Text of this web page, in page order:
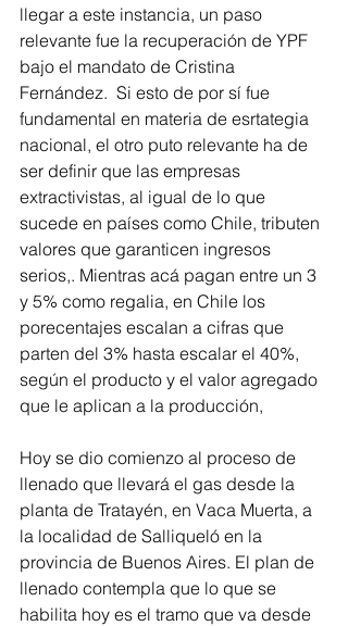
llegar a este instancia, un paso
relevante fue la recuperación de YPF
bajo el mandato de Cristina
Fernández.  Si esto de por sí fue
fundamental en materia de esrtategia
nacional, el otro puto relevante ha de
ser definir que las empresas
extractivistas, al igual de lo que
sucede en países como Chile, tributen
valores que garanticen ingresos
serios,. Mientras acá pagan entre un 3
y 5% como regalia, en Chile los
porecentajes escalan a cifras que
parten del 3% hasta escalar el 40%,
según el producto y el valor agregado
que le aplican a la producción,
Hoy se dio comienzo al proceso de
llenado que llevará el gas desde la
planta de Tratayén, en Vaca Muerta, a
la localidad de Salliqueló en la
provincia de Buenos Aires. El plan de
llenado contempla que lo que se
habilita hoy es el tramo que va desde